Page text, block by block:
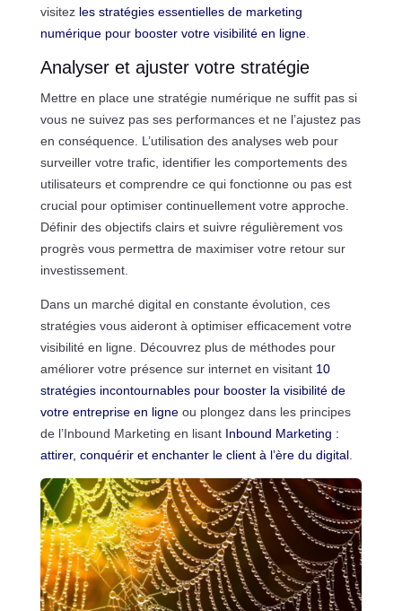
visitez les stratégies essentielles de marketing
numérique pour booster votre visibilité en ligne.
Analyser et ajuster votre stratégie
Mettre en place une stratégie numérique ne suffit pas si
vous ne suivez pas ses performances et ne l’ajustez pas
en conséquence. L’utilisation des analyses web pour
surveiller votre trafic, identifier les comportements des
utilisateurs et comprendre ce qui fonctionne ou pas est
crucial pour optimiser continuellement votre approche.
Définir des objectifs clairs et suivre régulièrement vos
progrès vous permettra de maximiser votre retour sur
investissement.
Dans un marché digital en constante évolution, ces
stratégies vous aideront à optimiser efficacement votre
visibilité en ligne. Découvrez plus de méthodes pour
améliorer votre présence sur internet en visitant 10
stratégies incontournables pour booster la visibilité de
votre entreprise en ligneou plongez dans les principes
de l’Inbound Marketing en lisant Inbound Marketing :
attirer, conquérir et enchanter le client à l’ère du digital.